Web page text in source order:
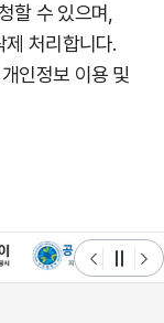
할 수 있으며,
처리합니다.
인정보 이용 및